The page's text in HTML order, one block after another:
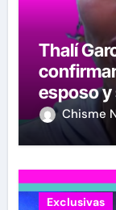
Thalí
esposo y
Chisme
Exclusivas